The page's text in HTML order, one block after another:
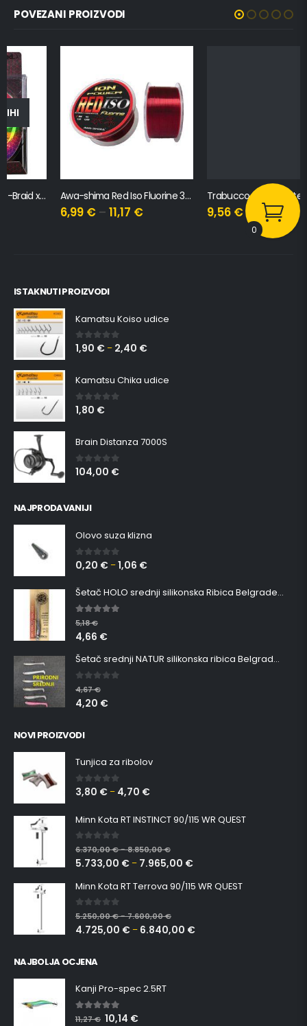
POVEZANI PROIZVODI
Awa-shima Red Iso Fluorine 300m
–11,17 €
Trabucco Fc Saltwater 50m
–19,78€
ISTAKNUTI PROIZVODI
Kamatsu Koiso udice
0 out of 5
1,90 € – 2,40 €
Kamatsu Chika udice
0 out of 5
1,80 €
Brain Distanza 7000S
0out of 5
104,00 €
NAJPRODAVANIJI
Olovo suza klizna
0 out of 5
0,20 € –1,06 €
Šetač HOLO srednji silikonska Ribica Belgrade Walker
5.00
5,18€
4,66 €
Šetač srednji NATUR silikonska ribica Belgrade Walker
0 out of 5
4,67€
4,20 €
NOVI PROIZVODI
Tunjica za ribolov
0 out of 5
3,80 € – 4,70 €
Minn Kota RT INSTINCT 90/115 WR QUEST
0 out of 5
6.370,00€–8.850,00€
5.733,00 € – 7.965,00 €
Minn Kota RT Terrova 90/115 WR QUEST
0 out of 5
5.250,00€–7.600,00€
4.725,00 € – 6.840,00 €
NAJBOLJA OCJENA
Kanji Pro-spec 2.5RT
5.00out of 5
11,27€ 10,14 €
0